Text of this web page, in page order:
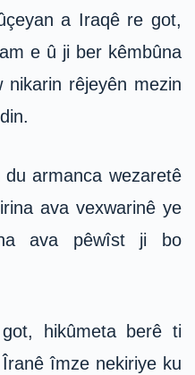
a Iraqê re got,
e û ji ber kêmbûna
rêjeyên mezin
armanca wezaretê
ava vexwarinê ye
ava pêwîst ji bo
hikûmeta berê ti
îmze nekiriye ku